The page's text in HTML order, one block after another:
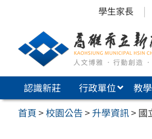
內
學生家長
認識新莊 行政單位 教
首頁>校園公告> 升學資訊> 國